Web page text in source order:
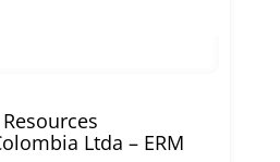
Ltda – ERM